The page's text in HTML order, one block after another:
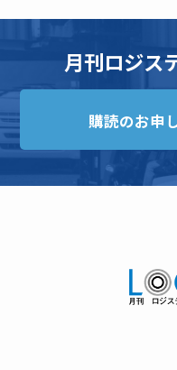
月刊ロジス
購読のお申